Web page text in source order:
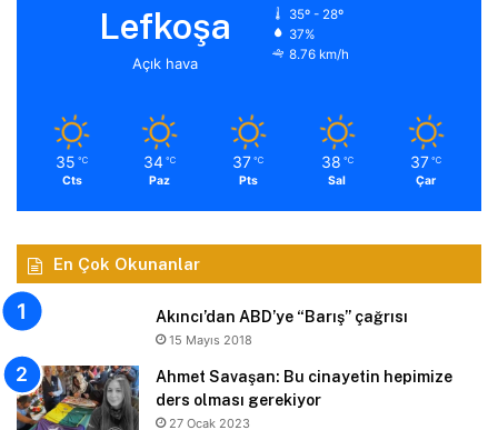
Lefkoşa
Açık hava
35º - 28º
37%
8.76 km/h
35 ℃
Cts
34 ℃
Paz
37 ℃
Pts
38 ℃
Sal
37 ℃
Çar
En Çok Okunanlar
Akıncı’dan ABD’ye “Barış” çağrısı
15 Mayıs 2018
Ahmet Savaşan: Bu cinayetin hepimize
ders olması gerekiyor
27 Ocak 2023